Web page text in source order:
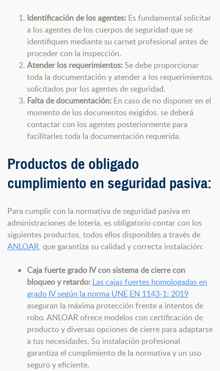
Identificación de los agentes: Es fundamental solicitar
a los agentes de los cuerpos de seguridad que se
identifiquen mediante su carnet profesional antes de
proceder con la inspección.
Atender los requerimientos:Se debe proporcionar
toda la documentación y atender a los requerimientos
solicitados por los agentes de seguridad.
Falta de documentación: En caso de no disponer en el
momento de los documentos exigidos, se deberá
contactar con los agentes posteriormente para
facilitarles toda la documentación requerida.
Productos de obligado
cumplimiento en seguridad pasiva:
Para cumplir con la normativa de seguridad pasiva en
administraciones de lotería, es obligatorio contar con los
siguientes productos, todos ellos disponibles a través de
ANLOAR, que garantiza su calidad y correcta instalación:
Caja fuerte grado IV con sistema de cierre con
bloqueo y retardo: Las cajas fuertes homologadas en
grado IV según la norma UNE EN 1143-1: 2019
aseguran la máxima protección frente a intentos de
robo. ANLOAR ofrece modelos con certificación de
producto y diversas opciones de cierre para adaptarse
a tus necesidades. Su instalación profesional
garantiza el cumplimiento de la normativa y un uso
seguro y eficiente.